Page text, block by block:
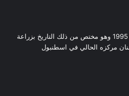
مركز أسنانك الدولي أفتتح منذ 1995 وهو مختص من ذلك التاريخ بزراعة
مركزه الحالي في اسطنبول